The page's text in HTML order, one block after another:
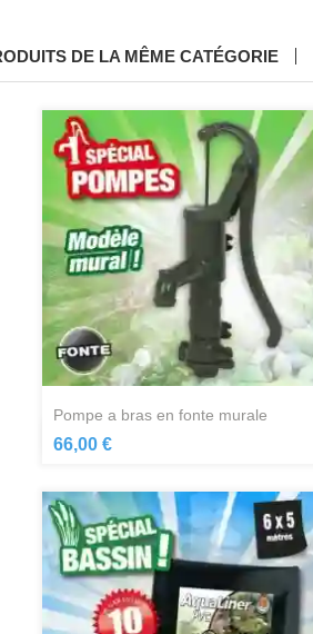
DE LA MÊME CATÉGORIE
pompe a bras en fonte murale
66,00 €